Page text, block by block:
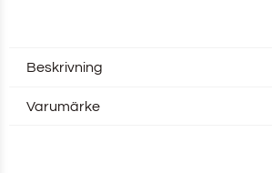
Beskrivning
Varumärke